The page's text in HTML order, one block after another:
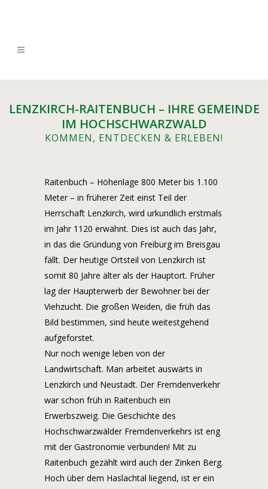
LENZKIRCH-RAITENBUCH – IHRE GEMEINDE
IM HOCHSCHWARZWALD
KOMMEN, ENTDECKEN & ERLEBEN!
Raitenbuch – Höhenlage 800 Meter bis 1.100
Meter – in früherer Zeit einst Teil der
Herrschaft Lenzkirch, wird urkundlich erstmals
im Jahr 1120 erwähnt. Dies ist auch das Jahr,
in das die Gründung von Freiburg im Breisgau
fällt. Der heutige Ortsteil von Lenzkirch ist
somit 80 Jahre älter als der Hauptort. Früher
lag der Haupterwerb der Bewohner bei der
Viehzucht. Die großen Weiden, die früh das
Bild bestimmen, sind heute weitestgehend
aufgeforstet.
Nur noch wenige leben von der
Landwirtschaft. Man arbeitet auswärts in
Lenzkirch und Neustadt. Der Fremdenverkehr
war schon früh in Raitenbuch ein
Erwerbszweig. Die Geschichte des
Hochschwarzwälder Fremdenverkehrs ist eng
mit der Gastronomie verbunden! Mit zu
Raitenbuch gezählt wird auch der Zinken Berg.
Hoch über dem Haslachtal liegend, ist er ein